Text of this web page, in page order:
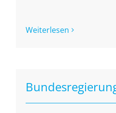
Weiterlesen